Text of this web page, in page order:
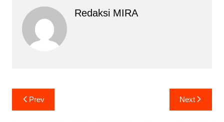
Redaksi MIRA
Navigasi
pos
Prev Next